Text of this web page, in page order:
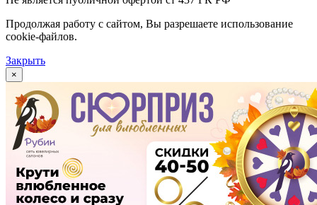
Продолжая работу с сайтом, Вы разрешаете использование
cookie-файлов.
Закрыть
×